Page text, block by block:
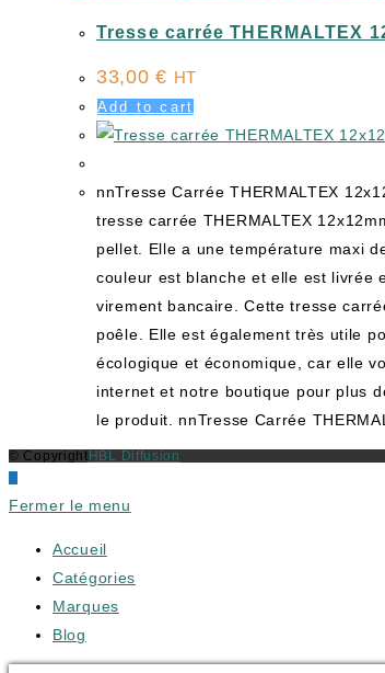
Tresse carrée THERMALTEX
33,00€ HT
Add to cart
nnTresse Carrée THERMALTEX
tresse carrée THERMALTEX
pellet. Elle a une température maxi
couleur est blanche et elle est livrée
virement bancaire. Cette tresse
poêle. Elle est également très utile
écologique et économique, car elle
internet et notre boutique pour plus
le produit. nnTresse Carrée
© CopyrightHBL Diffusion
Fermer le menu
Accueil
Catégories
Marques
Blog